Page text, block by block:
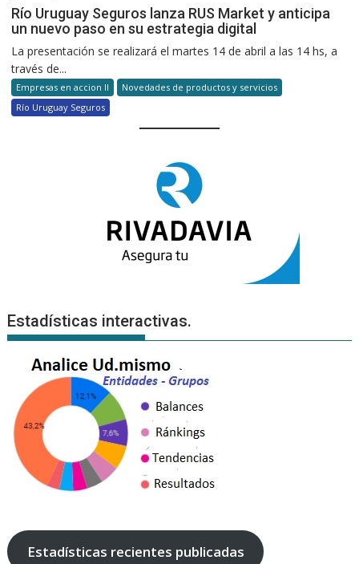
Río Uruguay Seguros lanza RUS Market y anticipa
un nuevo paso en su estrategia digital
La presentación se realizará el martes 14 de abril a las 14 hs, a
través de...
Empresas en accion II
Novedades de productos y servicios
Río Uruguay Seguros
Estadísticas interactivas.
Estadísticas recientes publicadas